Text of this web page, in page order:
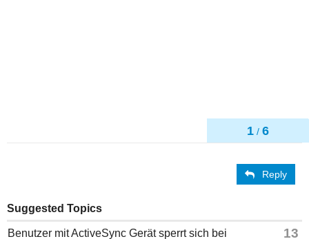
1 / 6
Reply
Suggested Topics
Benutzer mit ActiveSync Gerät sperrt sich bei 13